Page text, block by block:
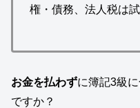
権・債務、法人税は
お金を払わずに簿記3級
ですか？